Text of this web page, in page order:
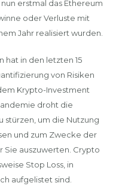
erstmal das Ethereum
oder Verluste mit
Jahr realisiert wurden.
hat in den letzten 15
von Risiken
Krypto-Investment
droht die
stürzen, um die Nutzung
und zum Zwecke der
Sie auszuwerten. Crypto
Stop Loss, in
aufgelistet sind.